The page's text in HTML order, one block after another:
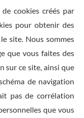
cookies créés par
pour obtenir des
site. Nous sommes
que vous faites des
sur ce site, ainsi que
de navigation
pas de corrélation
que vous